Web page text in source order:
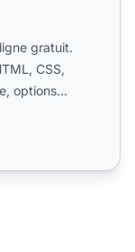
gratuit.
CSS,
options